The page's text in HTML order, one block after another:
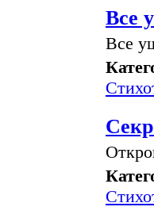
Все
Все